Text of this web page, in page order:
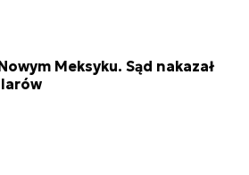
Meksyku. Sąd nakazał